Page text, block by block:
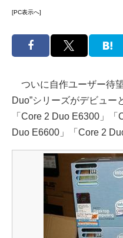
[PC表示へ]
ついに自作ユーザー待
Duo”シリーズがデビュー
「Core 2 Duo E6300」
Duo E6600」「Core 2